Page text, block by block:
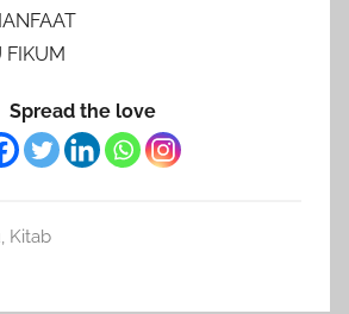
FIKUM
Spread the love
, Kitab